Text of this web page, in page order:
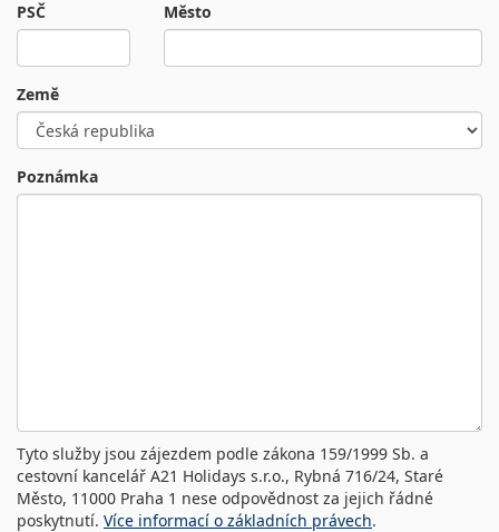
PSČ Město
Země
Poznámka
Tyto služby jsou zájezdem podle zákona 159/1999 Sb. a
cestovní kancelář A21 Holidays s.r.o., Rybná 716/24, Staré
Město, 11000 Praha 1 nese odpovědnost za jejich řádné
poskytnutí. Více informací o základních právech.